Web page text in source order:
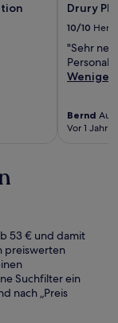
Drury
10/10
"Sehr
Personal.
Weniger
Bernd
Vor 1 Jahr
53 € und damit
preiswerten
Suchfilter ein
nach „Preis